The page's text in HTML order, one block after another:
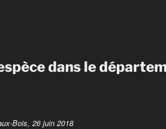
dans le
Bois, 26 juin 2018